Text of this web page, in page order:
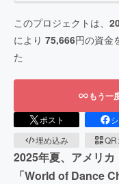
このプロジェクトは、
により 75,666円の資金
た
もう一
ポスト
埋め込み
QR
2025年夏、アメリ
「World of Dance